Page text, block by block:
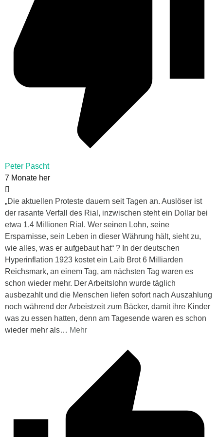
Peter Pascht
7 Monate her
„Die aktuellen Proteste dauern seit Tagen an. Auslöser ist
der rasante Verfall des Rial, inzwischen steht ein Dollar bei
etwa 1,4 Millionen Rial. Wer seinen Lohn, seine
Ersparnisse, sein Leben in dieser Währung hält, sieht zu,
wie alles, was er aufgebaut hat“ ? In der deutschen
Hyperinflation 1923 kostet ein Laib Brot 6 Milliarden
Reichsmark, an einem Tag, am nächsten Tag waren es
schon wieder mehr. Der Arbeitslohn wurde täglich
ausbezahlt und die Menschen liefen sofort nach Auszahlung
noch während der Arbeistzeit zum Bäcker, damit ihre Kinder
was zu essen hatten, denn am Tagesende waren es schon
wieder mehr als… Mehr